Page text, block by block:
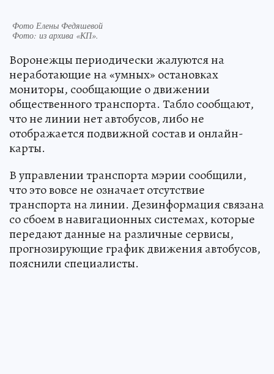
Фото Елены Федяшевой
Фото: из архива «КП».
Воронежцы периодически жалуются на
неработающие на «умных» остановках
мониторы, сообщающие о движении
общественного транспорта. Табло сообщают,
что не линии нет автобусов, либо не
отображается подвижной состав и онлайн-
карты.
В управлении транспорта мэрии сообщили,
что это вовсе не означает отсутствие
транспорта на линии. Дезинформация связана
со сбоем в навигационных системах, которые
передают данные на различные сервисы,
прогнозирующие график движения автобусов,
пояснили специалисты.